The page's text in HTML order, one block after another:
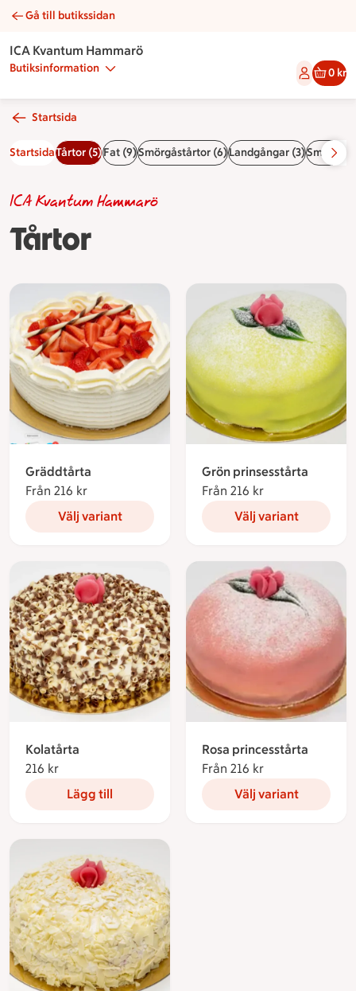
Tårtor | Catering ICA Kvantum Hammarö
Gå till butikssidan
ICA Kvantum Hammarö
Butiksinformation 0 kr
Startsida
StartsidaTårtor (5)Fat (9)Smörgåstårtor (6)Landgångar (3)
Tårtor
ICA Kvantum Hammarö
Gräddtårta
Från 216 kr
Välj variant
Grön prinsesstårta
Från 216 kr
Välj variant
Kolatårta
216 kr
Lägg till
Rosa princesstårta
Från 216 kr
Välj variant